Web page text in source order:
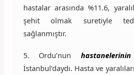
hastalar arasında %11.6,
şehit olmak suretiyle
sağlanmıştır.
5. Ordu’nun hastanelerinin
İstanbul’daydı. Hasta ve